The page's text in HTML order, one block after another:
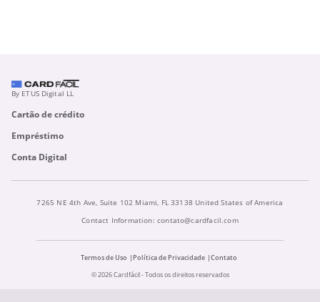
By ETUS Digital LL
Cartão de crédito
Empréstimo
Conta Digital
7265 NE 4th Ave, Suite 102 Miami, FL 33138 United States of America
Contact Information: contato@cardfacil.com
Termos de Uso Política de Privacidade
Contato
© 2026 Cardfácil - Todos os direitos reservados